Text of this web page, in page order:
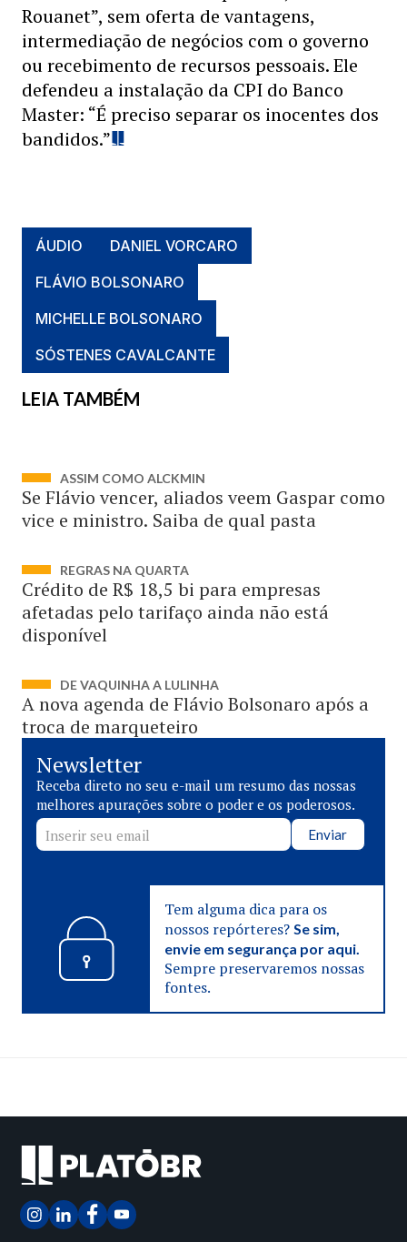
Rouanet”, sem oferta de vantagens,
intermediação de negócios com o governo
ou recebimento de recursos pessoais. Ele
defendeu a instalação da CPI do Banco
Master: “É preciso separar os inocentes dos
bandidos.”
ÁUDIO
DANIEL VORCARO
FLÁVIO BOLSONARO
MICHELLE BOLSONARO
SÓSTENES CAVALCANTE
LEIA TAMBÉM
ASSIM COMO ALCKMIN
Se Flávio vencer, aliados veem Gaspar como
vice e ministro. Saiba de qual pasta
REGRAS NA QUARTA
Crédito de R$ 18,5 bi para empresas
afetadas pelo tarifaço ainda não está
disponível
DE VAQUINHA A LULINHA
A nova agenda de Flávio Bolsonaro após a
troca de marqueteiro
Newsletter
Receba direto no seu e-mail um resumo das nossas
melhores apurações sobre o poder e os poderosos.
Enviar
Tem alguma dica para os
nossos repórteres? Se sim,
envie em segurança por aqui.
Sempre preservaremos nossas
fontes.